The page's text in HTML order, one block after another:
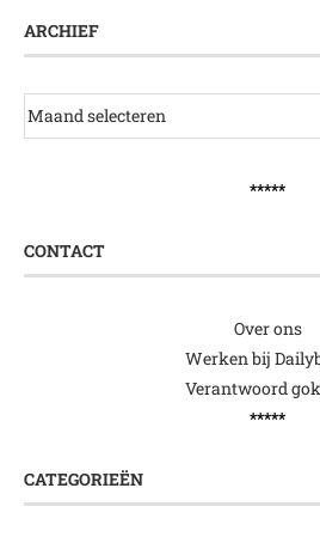
ARCHIEF
*****
CONTACT
Over ons
Werken bij
Verantwoord
*****
CATEGORIEËN